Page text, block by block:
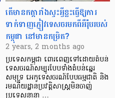
តើមានកត្តារាំងស្ទះអ្វីខ្លះធ្វើឱ្យការ
ទាក់ទាញភ្ញៀវទេសចរមកពីអឺរ៉ុបរបស់
កម្ពុជា នៅមានកម្រិត?
2 years, 2 months ago
ប្រទេសកម្ពុជា ពោរពេញទៅដោយតំបន់
ទេសចរណ៍សម្បូរបែបទាំងតំបន់ឆ្នេរ
សមុទ្រ អេកូទេសចរណ៍បែបធម្មជាតិ និង
រមណីយដ្ឋានប្រវត្តិសាស្ត្រមិនចាញ់
ប្រទេសនានា …